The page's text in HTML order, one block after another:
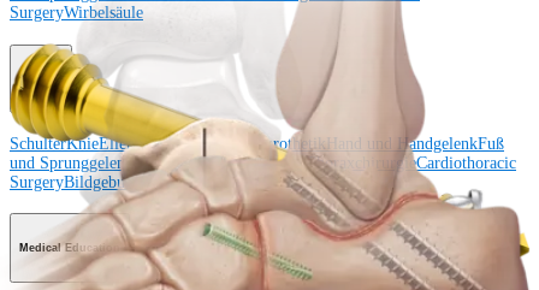
SurgeryWirbelsäule
Produkt
SchulterKnieEllenbogenSchulterendoprothetikHand und HandgelenkFuß
und SprunggelenkHüfteOrthobiologie Herz-ThoraxchirurgieCardiothoracic
SurgeryBildgebung & Resektion
Medical Education